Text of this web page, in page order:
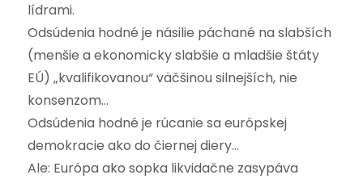
lídrami.
Odsúdenia hodné je násilie páchané na slabších
(menšie a ekonomicky slabšie a mladšie štáty
EÚ) „kvalifikovanou“ väčšinou silnejších, nie
konsenzom…
Odsúdenia hodné je rúcanie sa európskej
demokracie ako do čiernej diery…
Ale: Európa ako sopka likvidačne zasypáva